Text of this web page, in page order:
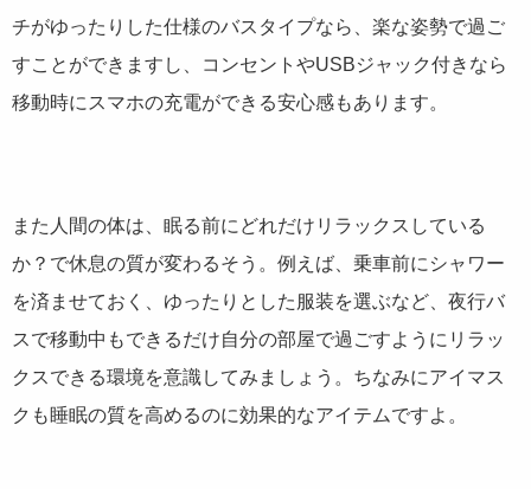
チがゆったりした仕様のバスタイプなら、楽な姿勢で過ご
すことができますし、コンセントやUSBジャック付きなら
移動時にスマホの充電ができる安心感もあります。
また人間の体は、眠る前にどれだけリラックスしている
か？で休息の質が変わるそう。例えば、乗車前にシャワー
を済ませておく、ゆったりとした服装を選ぶなど、夜行バ
スで移動中もできるだけ自分の部屋で過ごすようにリラッ
クスできる環境を意識してみましょう。ちなみにアイマス
クも睡眠の質を高めるのに効果的なアイテムですよ。